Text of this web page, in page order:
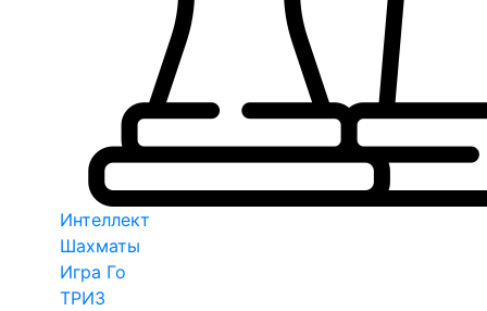
Интеллект
Шахматы
Игра Го
ТРИЗ